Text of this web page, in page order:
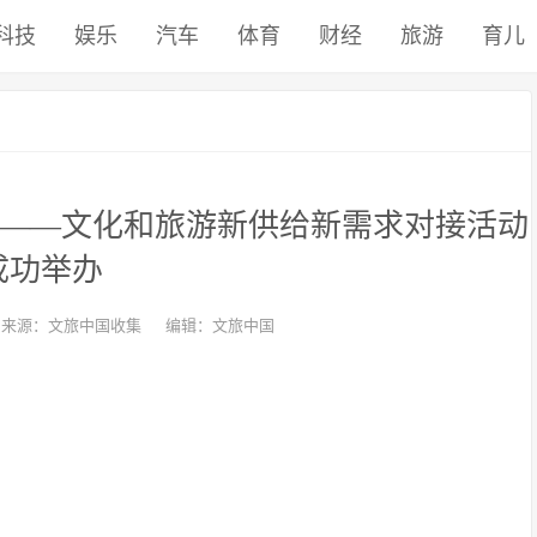
技 娱乐 汽车 体育 财经 旅游 育儿
文化和旅游新供给新需求对接活动
功举办
来源：文旅中国收集 编辑：文旅中国